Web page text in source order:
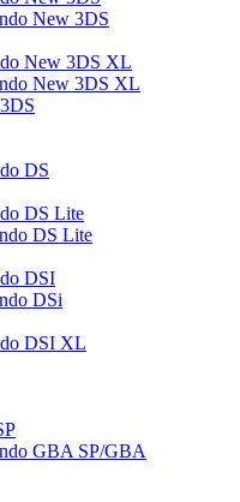
New 3DS
New 3DS XL
New 3DS XL
DS
DS Lite
DS Lite
DSI
DSi
DSI XL
GBA SP/GBA